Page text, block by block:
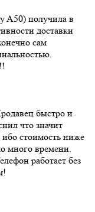
A50) получила в
доставки
сам
быстро и
что значит
стоимость ниже
много времени.
работает без